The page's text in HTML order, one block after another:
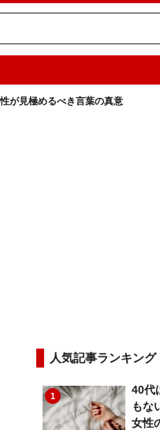
が見極めるべき言葉の真意
人気記事ランキング
1
40代
もな
女性